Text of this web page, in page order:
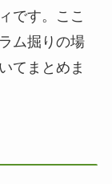
です。ここ
ム掘りの場
てまとめま